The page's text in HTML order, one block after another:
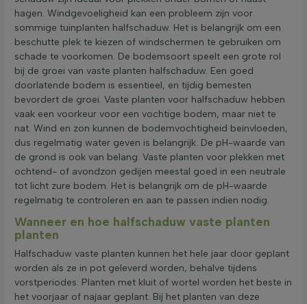
hagen. Windgevoeligheid kan een probleem zijn voor
sommige tuinplanten halfschaduw. Het is belangrijk om een
beschutte plek te kiezen of windschermen te gebruiken om
schade te voorkomen. De bodemsoort speelt een grote rol
bij de groei van vaste planten halfschaduw. Een goed
doorlatende bodem is essentieel, en tijdig bemesten
bevordert de groei. Vaste planten voor halfschaduw hebben
vaak een voorkeur voor een vochtige bodem, maar niet te
nat. Wind en zon kunnen de bodemvochtigheid beïnvloeden,
dus regelmatig water geven is belangrijk. De pH-waarde van
de grond is ook van belang. Vaste planten voor plekken met
ochtend- of avondzon gedijen meestal goed in een neutrale
tot licht zure bodem. Het is belangrijk om de pH-waarde
regelmatig te controleren en aan te passen indien nodig.
Wanneer en hoe halfschaduw vaste planten
planten
Halfschaduw vaste planten kunnen het hele jaar door geplant
worden als ze in pot geleverd worden, behalve tijdens
vorstperiodes. Planten met kluit of wortel worden het beste in
het voorjaar of najaar geplant. Bij het planten van deze